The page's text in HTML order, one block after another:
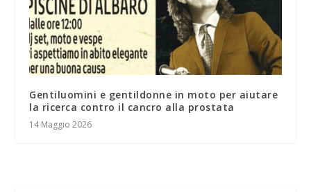
Gentiluomini e gentildonne in moto per aiutare
la ricerca contro il cancro alla prostata
14 Maggio 2026